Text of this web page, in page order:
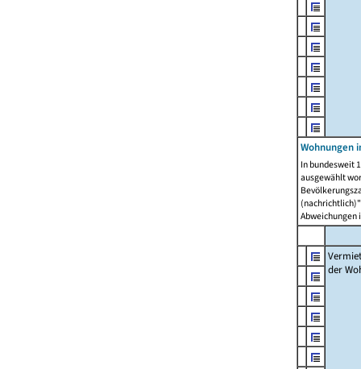
Wohnungen
In bundesweit
ausgewählt
Abweichungen
der